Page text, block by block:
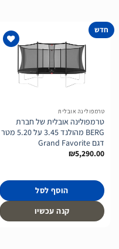
חדש
טרמפולינה אובלית
טרמפולינה אובלית של חברת
BERG מהולנד 3.45 על 5.20 מטר
דגם Grand Favorite
₪5,290.00
הוסף לסל
קנה עכשיו